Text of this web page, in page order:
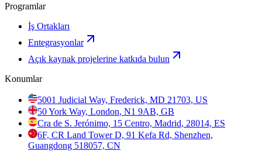
Programlar
İş Ortakları
Entegrasyonlar
Açık kaynak projelerine katkıda bulun
Konumlar
5001 Judicial Way, Frederick, MD 21703, US
50 York Way, London, N1 9AB, GB
Cra de S. Jerónimo, 15 Centro, Madrid, 28014, ES
6F, CR Land Tower D, 91 Kefa Rd, Shenzhen,
Guangdong 518057, CN